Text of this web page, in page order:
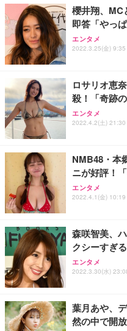
ョン PCチェ
務用 おしゃれ
Sezlife オフィ
ワーク チェア
ョン PCチェ
務用 おしゃれ
ANDWINT オ
ッシュ 通気性
ス圧無段階昇
【整備済み品
ー フルHD（
【MiniLED/
HOOTER
グモニター
Smart Basic(
限定】 Smart
アイリスオー
ュラー 200枚
櫻井翔、MC
即答「やっ
エンタメ
2022.3.25(金) 9:35
ロサリオ恵
殺！「奇跡
エンタメ
2022.4.2(土) 21:30
NMB48・本
ニが好評！
エンタメ
2022.4.1(金) 10:19
森咲智美、
クシーすぎ
エンタメ
2022.3.30(水)
葉月あや、
然の中で開